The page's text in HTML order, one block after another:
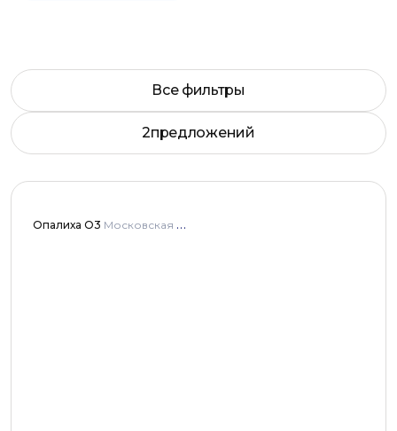
Все фильтры
2предложений
Опалиха О3 Московская область, городской округ Красногорск, город Красногорск, микрорайон Опалиха, улица Пришвина